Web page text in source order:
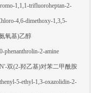
2-phenylethane-
1,1,1-trifluoroheptan-2-
4,6-dimethoxy-1,3,5-
氧基)乙醇
phenanthrolin-2-amine
双(2-羟乙基)对苯二甲酰胺
5-ethyl-1,3-oxazolidin-2-